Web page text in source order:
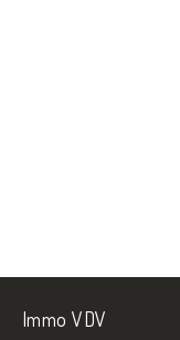
Immo VDV